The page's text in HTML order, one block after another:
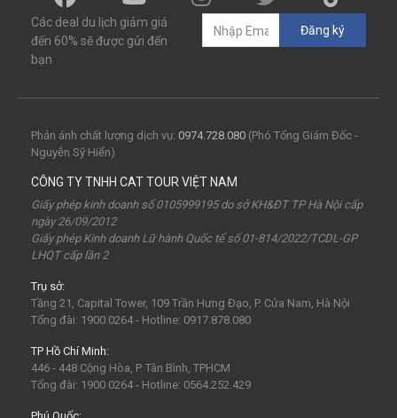
mùa đông
món ngon quà vặt
Chơi gì
câu mực đêm
Dù bay
Lặn biển
Vinpearl Cửa Hội
Nhà phao
Quê Bác
tour Cửa Lò 2 ngày 1 đêm
Tuần Châu
Tàu Hỏa
Du lịch Cửa Lò 2 ngày 1 đêm
Sài Gòn
Tết dương Mộc Châu Sapa
Yên Tử
Tam Chúc
chùa Tam Chúc
Sa Pa
30Thg4
Nha Trang
biểu tượng may mắn
con vật may mắn
osaka
du lịch Nhật Bản 7 ngày
khách sạn con nhộng
fukuoka Lào
bar Nhật Bản
Các deal du lịch giảm giá
đến 60% sẽ được gửi đến
bạn
Đăng ký
Phản ánh chất lượng dịch vụ: 0974.728.080 (Phó Tổng Giám Đốc -
Nguyễn Sỹ Hiển)
CÔNG TY TNHH CAT TOUR VIỆT NAM
Giấy phép kinh doanh số 0105999195 do sở KH&ĐT TP Hà Nội cấp
ngày 26/09/2012
Giấy phép Kinh doanh Lữ hành Quốc tế số 01-814/2022/TCDL-GP
LHQT cấp lần 2
Trụ sở:
Tầng 21, Capital Tower, 109 Trần Hưng Đạo, P. Cửa Nam, Hà Nội
Tổng đài: 1900 0264 - Hotline: 0917.878.080
TP Hồ Chí Minh:
446 - 448 Cộng Hòa, P. Tân Bình, TPHCM
Tổng đài: 1900 0264 - Hotline: 0564.252.429